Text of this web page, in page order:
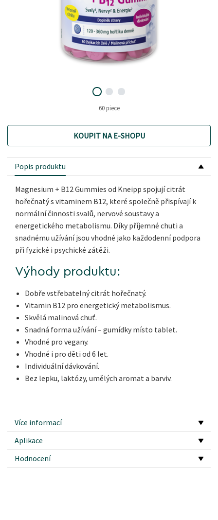
60 piece
KOUPIT NA E-SHOPU
Popis produktu
Magnesium + B12 Gummies od Kneipp spojují citrát
hořečnatý s vitaminem B12, které společně přispívají k
normální činnosti svalů, nervové soustavy a
energetického metabolismu. Díky příjemné chuti a
snadnému užívání jsou vhodné jako každodenní podpora
při fyzické i psychické zátěži.
Výhody produktu:
Dobře vstřebatelný citrát hořečnatý.
Vitamin B12 pro energetický metabolismus.
Skvělá malinová chuť.
Snadná forma užívání – gumídky místo tablet.
Vhodné pro vegany.
Vhodné i pro děti od 6 let.
Individuální dávkování.
Bez lepku, laktózy, umělých aromat a barviv.
Více informací
Aplikace
Hodnocení